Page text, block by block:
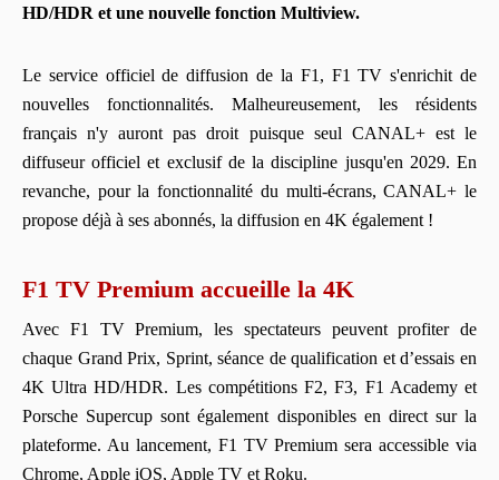
HD/HDR et une nouvelle fonction Multiview.
Le service officiel de diffusion de la F1, F1 TV s'enrichit de
nouvelles fonctionnalités. Malheureusement, les résidents
français n'y auront pas droit puisque seul CANAL+ est le
diffuseur officiel et exclusif de la discipline jusqu'en 2029. En
revanche, pour la fonctionnalité du multi-écrans, CANAL+ le
propose déjà à ses abonnés, la diffusion en 4K également !
F1 TV Premium accueille la 4K
Avec F1 TV Premium, les spectateurs peuvent profiter de
chaque Grand Prix, Sprint, séance de qualification et d’essais en
4K Ultra HD/HDR. Les compétitions F2, F3, F1 Academy et
Porsche Supercup sont également disponibles en direct sur la
plateforme. Au lancement, F1 TV Premium sera accessible via
Chrome, Apple iOS, Apple TV et Roku.